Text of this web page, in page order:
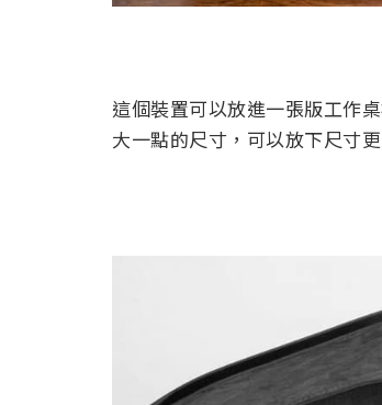
這個裝置可以放進一張版工作
大一點的尺寸，可以放下尺寸